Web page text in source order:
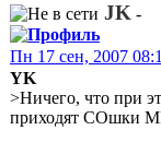
JK -
Пн 17 сен, 2007
YK
>Ничего, что при
приходят СОшки